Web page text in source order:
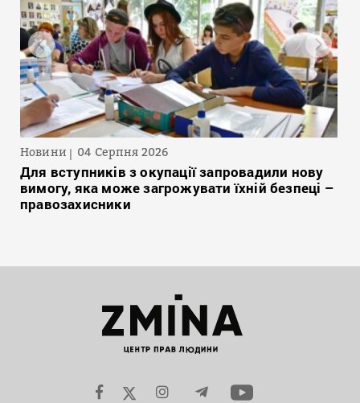
Новини 04 Серпня 2026
Для вступників з окупації запровадили нову
вимогу, яка може загрожувати їхній безпеці –
правозахисники